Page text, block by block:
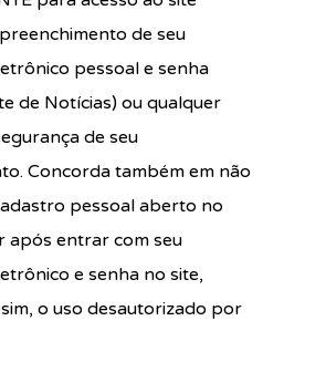
de seu
pessoal e senha
de Notícias) ou qualquer
de seu
Concorda também em não
pessoal aberto no
após entrar com seu
e senha no site,
o uso desautorizado por